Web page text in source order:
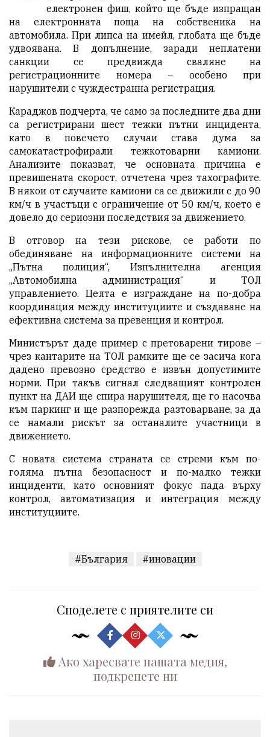
електронен фиш, който ще бъде изпращан
на електронната поща на собственика на
автомобила. При липса на имейл, глобата ще бъде
удвоявана. В допълнение, заради неплатени
санкции се предвижда сваляне на
регистрационните номера – особено при
нарушители с чуждестранна регистрация.
Караджов подчерта, че само за последните два дни
са регистрирани шест тежки пътни инцидента,
като в повечето случаи става дума за
самокатастрофирали тежкотоварни камиони.
Анализите показват, че основната причина е
превишената скорост, отчетена чрез тахографите.
В някои от случаите камиони са се движили с до 90
км/ч в участъци с ограничение от 50 км/ч, което е
довело до сериозни последствия за движението.
В отговор на тези рискове, се работи по
обединяване на информационните системи на
„Пътна полиция“, Изпълнителна агенция
„Автомобилна администрация“ и ТОЛ
управлението. Целта е изграждане на по-добра
координация между институциите и създаване на
ефективна система за превенция и контрол.
Министърът даде пример с претоварени тирове –
чрез кантарите на ТОЛ рамките ще се засича кога
дадено превозно средство е извън допустимите
норми. При такъв сигнал следващият контролен
пункт на ДАИ ще спира нарушителя, ще го насочва
към паркинг и ще разпорежда разтоварване, за да
се намали рискът за останалите участници в
движението.
С новата система страната се стреми към по-
голяма пътна безопасност и по-малко тежки
инциденти, като основният фокус пада върху
контрол, автоматизация и интеграция между
институциите.
#България #иновации
Споделете с приятелите си
Ако харесвате нашата медия,
подкрепете ни